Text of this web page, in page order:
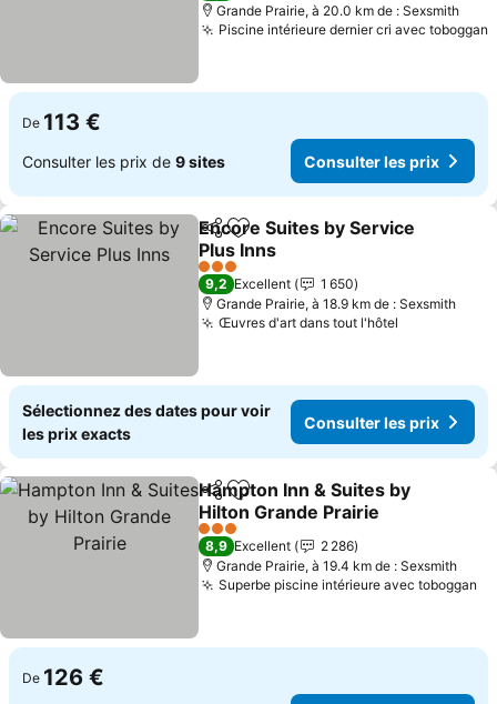
Grande Prairie, à 20.0 km de : Sexsmith
Piscine intérieure dernier cri avec toboggan
De 113 €
Consulter les prix de 9 sites Consulter les prix
PartagerAjouter à mes favoris
Encore Suites by Service
Plus Inns
3 Étoiles
9,2 Excellent
1 650
Grande Prairie, à 18.9 km de : Sexsmith
Œuvres d'art dans tout l'hôtel
Sélectionnez des dates pour voir
les prix exacts
Consulter les prix
PartagerAjouter à mes favoris
Hampton Inn & Suites by
Hilton Grande Prairie
3 Étoiles
8,9 Excellent
2 286
Grande Prairie, à 19.4 km de : Sexsmith
Superbe piscine intérieure avec toboggan
De 126 €